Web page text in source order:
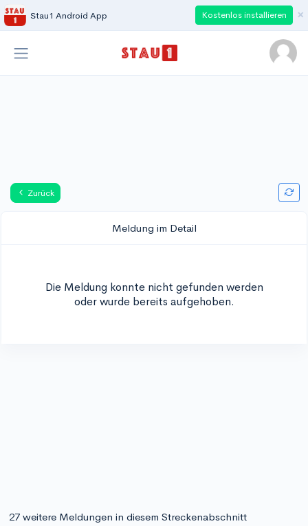
Stau1 Android App Kostenlos installieren ×
Zurück
Meldung im Detail
Die Meldung konnte nicht gefunden werden
oder wurde bereits aufgehoben.
27 weitere Meldungen in diesem Streckenabschnitt